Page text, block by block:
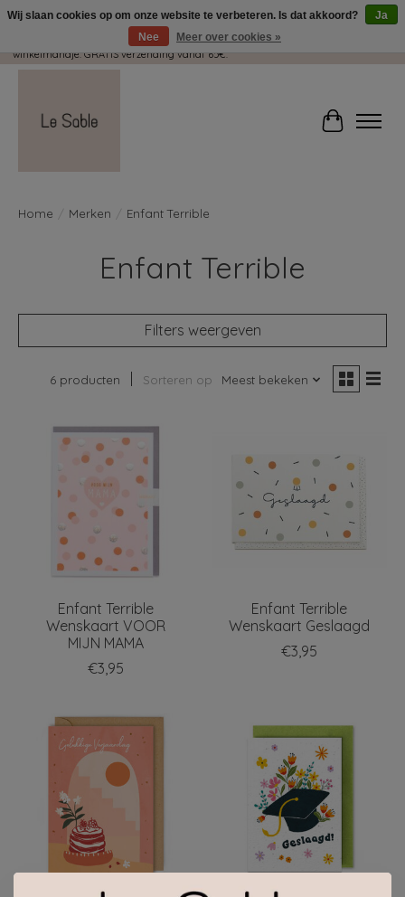
Wij pakken met plezier jouw kadootjes GRATIS in! Duid dit zeker aan in je
winkelmandje. GRATIS verzending vanaf 65€.
Home Merken Enfant Terrible
Enfant Terrible
Filters weergeven
6 producten Sorteren op Meest bekeken
Enfant Terrible
Wenskaart VOOR
MIJN MAMA
€3,95
Enfant Terrible
Wenskaart Geslaagd
€3,95
Wij slaan cookies op om onze website te verbeteren. Is dat akkoord?
Ja
Nee
Meer over cookies »